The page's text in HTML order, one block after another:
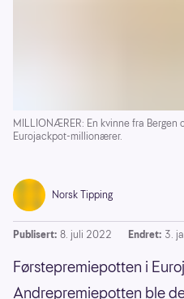
MILLIONÆRER: En kvinne fra Bergen
Eurojackpot-millionærer.
Norsk Tipping
Publisert: 8. juli 2022 Endret: 3.
Førstepremiepotten i
Andrepremiepotten ble